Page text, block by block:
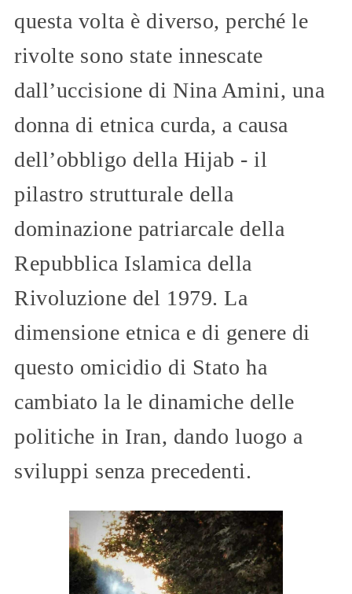
questa volta è diverso, perché le
rivolte sono state innescate
dall’uccisione di Nina Amini, una
donna di etnica curda, a causa
dell’obbligo della Hijab - il
pilastro strutturale della
dominazione patriarcale della
Repubblica Islamica della
Rivoluzione del 1979. La
dimensione etnica e di genere di
questo omicidio di Stato ha
cambiato la le dinamiche delle
politiche in Iran, dando luogo a
sviluppi senza precedenti.